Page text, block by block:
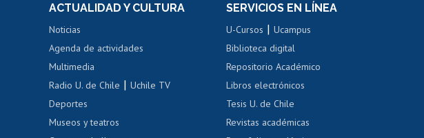
Portal de movilidad interna
Certificado de renta
Certificado de renta
Cursos de español
Acoso laboral, sexual y violencia Denuncias administrativas
ACTUALIDAD Y CULTURA
Noticias
Agenda de actividades
Multimedia
Radio U. de Chile |Uchile TV
Deportes
Museos y teatros
SERVICIOS EN LÍNEA
U-Cursos |Ucampus
Biblioteca digital
Repositorio Académico
Libros electrónicos
Tesis U. de Chile
Revistas académicas